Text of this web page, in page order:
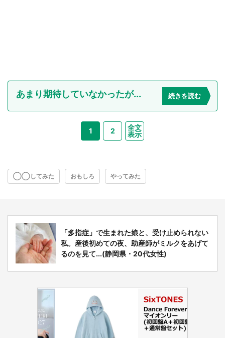
あまり期待していなかったが... 続きを読む
1 2
全文
表示
◯◯してみた おもしろ やってみた
「多指症」で生まれた娘と、受け止められない
私。産後初めての夜、助産師がミルクをあげて
るのを見て...(静岡県・20代女性)